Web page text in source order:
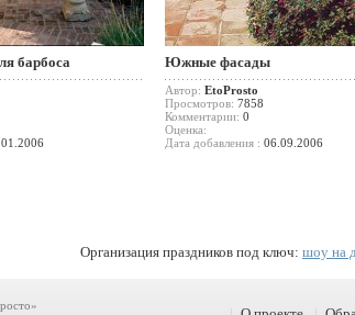
барбоса Южные фасады
Автор: EtoProsto
Просмотров: 7858
Комментарии: 0
Оценка:
Дата добавления : 06.09.2006
Организация праздников под ключ: шоу на